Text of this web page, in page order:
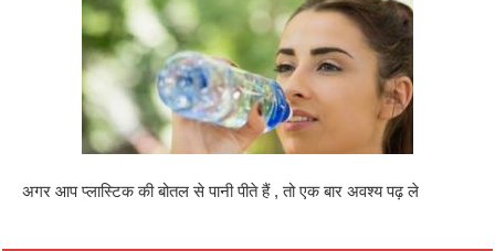
अगर आप प्लास्टिक की बोतल से पानी पीते हैं , तो एक बार अवश्य पढ़ ले